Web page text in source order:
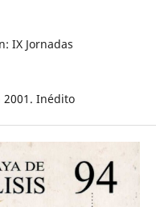
IX Jornadas
2001. Inédito